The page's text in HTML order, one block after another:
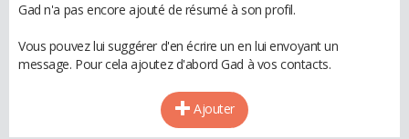
Gad n'a pas encore ajouté de résumé à son profil.
Vous pouvez lui suggérer d'en écrire un en lui envoyant un
message. Pour cela ajoutez d'abord Gad à vos contacts.
Ajouter